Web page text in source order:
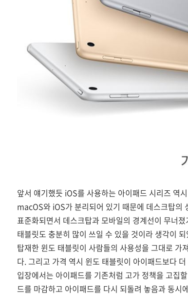
앞서 얘기했듯 iOS를 사용하는 아이패드 시리즈 역
macOS와 iOS가 분리되어 있기 때문에 데스크탑의
표준화되면서 데스크탑과 모바일의 경계선이 무너
태블릿도 충분히 많이 쓰일 수 있을 것이라 생각이
탑재한 윈도 태블릿이 사람들의 사용성을 그대로
다. 그리고 가격 역시 윈도 태블릿이 아이패드보다
입장에서는 아이패드를 기존처럼 고가 정책을 고집
드를 마감하고 아이패드를 다시 되돌려 놓음과 동시